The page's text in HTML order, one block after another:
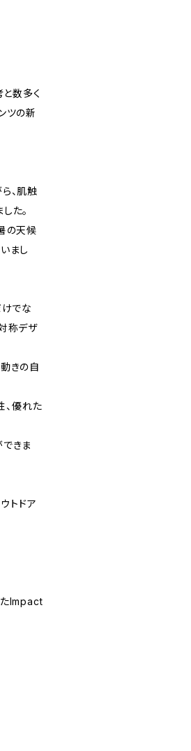
数多く
ツの新
、肌触
た。
の天候
まし
でな
称デザ
きの自
、優れた
きま
トドア
たImpact